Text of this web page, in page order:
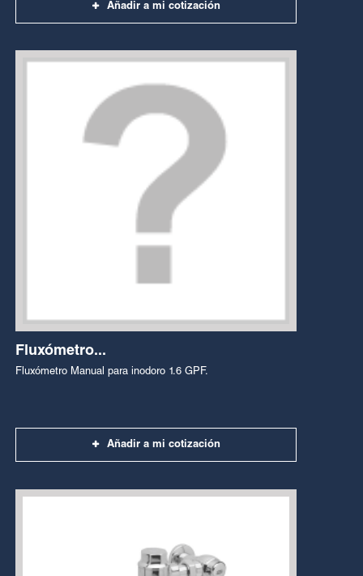
Añadir a mi cotización
Fluxómetro...
Fluxómetro Manual para inodoro 1.6 GPF.
Añadir a mi cotización